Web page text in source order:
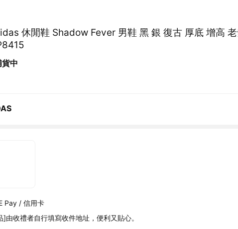
休閒鞋 Shadow Fever 男鞋 黑 銀 復古 厚底 增高
中
Pay / 信用卡
]由收禮者自行填寫收件地址，便利又貼心。